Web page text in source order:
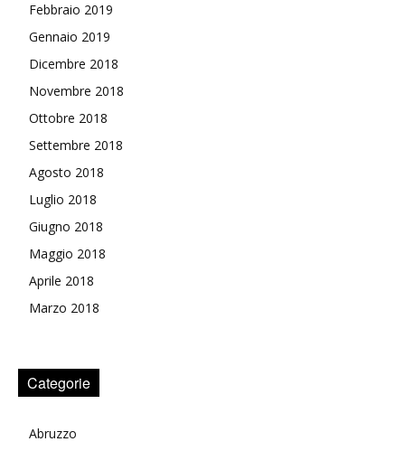
Febbraio 2019
Gennaio 2019
Dicembre 2018
Novembre 2018
Ottobre 2018
Settembre 2018
Agosto 2018
Luglio 2018
Giugno 2018
Maggio 2018
Aprile 2018
Marzo 2018
Categorie
Abruzzo